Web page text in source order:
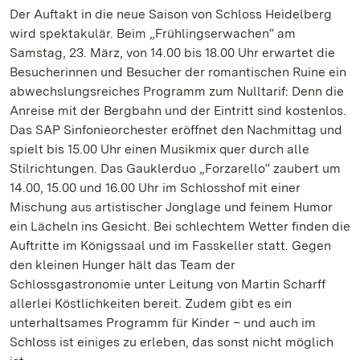
Der Auftakt in die neue Saison von Schloss Heidelberg
wird spektakulär. Beim „Frühlingserwachen“ am
Samstag, 23. März, von 14.00 bis 18.00 Uhr erwartet die
Besucherinnen und Besucher der romantischen Ruine ein
abwechslungsreiches Programm zum Nulltarif: Denn die
Anreise mit der Bergbahn und der Eintritt sind kostenlos.
Das SAP Sinfonieorchester eröffnet den Nachmittag und
spielt bis 15.00 Uhr einen Musikmix quer durch alle
Stilrichtungen. Das Gauklerduo „Forzarello“ zaubert um
14.00, 15.00 und 16.00 Uhr im Schlosshof mit einer
Mischung aus artistischer Jonglage und feinem Humor
ein Lächeln ins Gesicht. Bei schlechtem Wetter finden die
Auftritte im Königssaal und im Fasskeller statt. Gegen
den kleinen Hunger hält das Team der
Schlossgastronomie unter Leitung von Martin Scharff
allerlei Köstlichkeiten bereit. Zudem gibt es ein
unterhaltsames Programm für Kinder – und auch im
Schloss ist einiges zu erleben, das sonst nicht möglich